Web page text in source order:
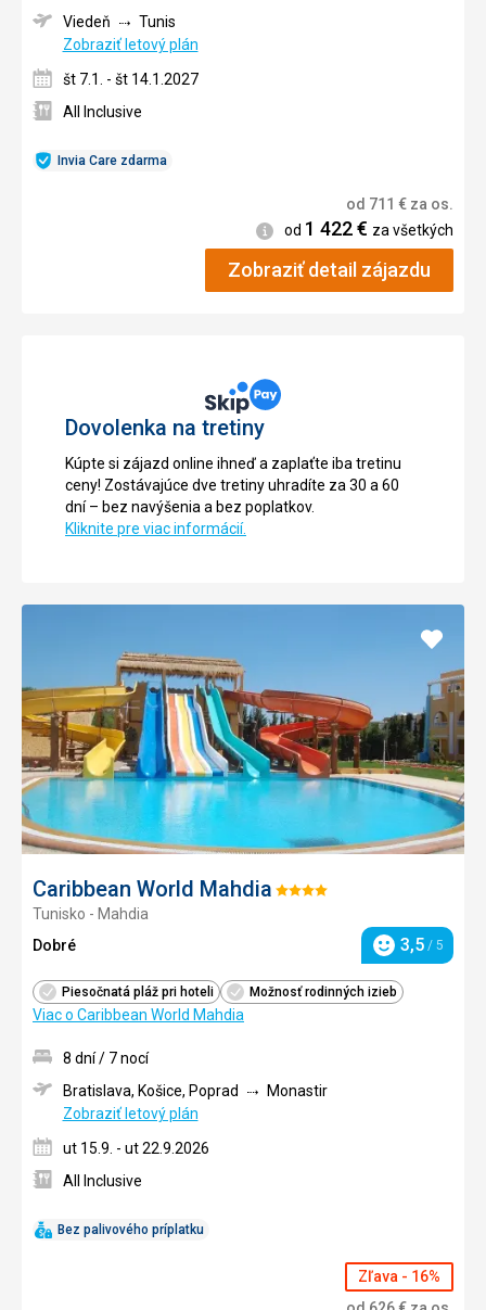
Invia Care zdarma
Viedeň
Tunis
Zobraziť letový plán
št 7.1. - št 14.1.2027
All Inclusive
od 711 € za os.
Informácie
od 1 422€ za všetkých
Zobraziť detail zájazdu
Dovolenka na tretiny
Kúpte si zájazd online ihneď a zaplaťte iba tretinu
ceny! Zostávajúce dve tretiny uhradíte za 30 a 60
dní – bez navýšenia a bez poplatkov.
Kliknite pre viac informácií.
Caribbean World Mahdia Hodnotenie:
Tunisko - Mahdia
Dobré
Hodnotenie
3,5 / 5
Piesočnatá pláž pri hoteli Možnosť rodinných izieb
Viac o Caribbean World Mahdia
Pridať
Bez palivového príplatku
8 dní / 7 nocí
Bratislava, Košice, Poprad
Monastir
Zobraziť letový plán
ut 15.9. - ut 22.9.2026
All Inclusive
Zľava - 16%